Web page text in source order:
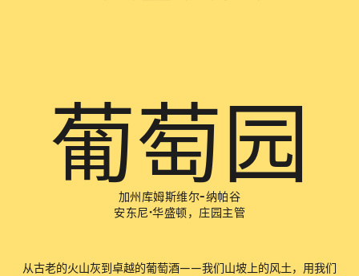
葡萄园
加州库姆斯维尔-纳帕谷
安东尼·华盛顿，庄园主管
从古老的火山灰到卓越的葡萄酒——我们山坡上的风土，用我们